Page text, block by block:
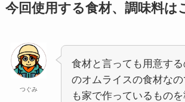
今回使用する食材、調味料は
つぐみ
食材と言っても用意す
のオムライスの食材な
も家で作っているものを